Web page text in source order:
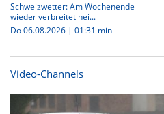
Schweizwetter: Am Wochenende
wieder verbreitet hei...
Do 06.08.2026 | 01:31 min
Video-Channels